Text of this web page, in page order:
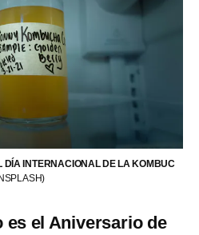
DÍA INTERNACIONAL DE LA KOMBUC
es el Aniversario de